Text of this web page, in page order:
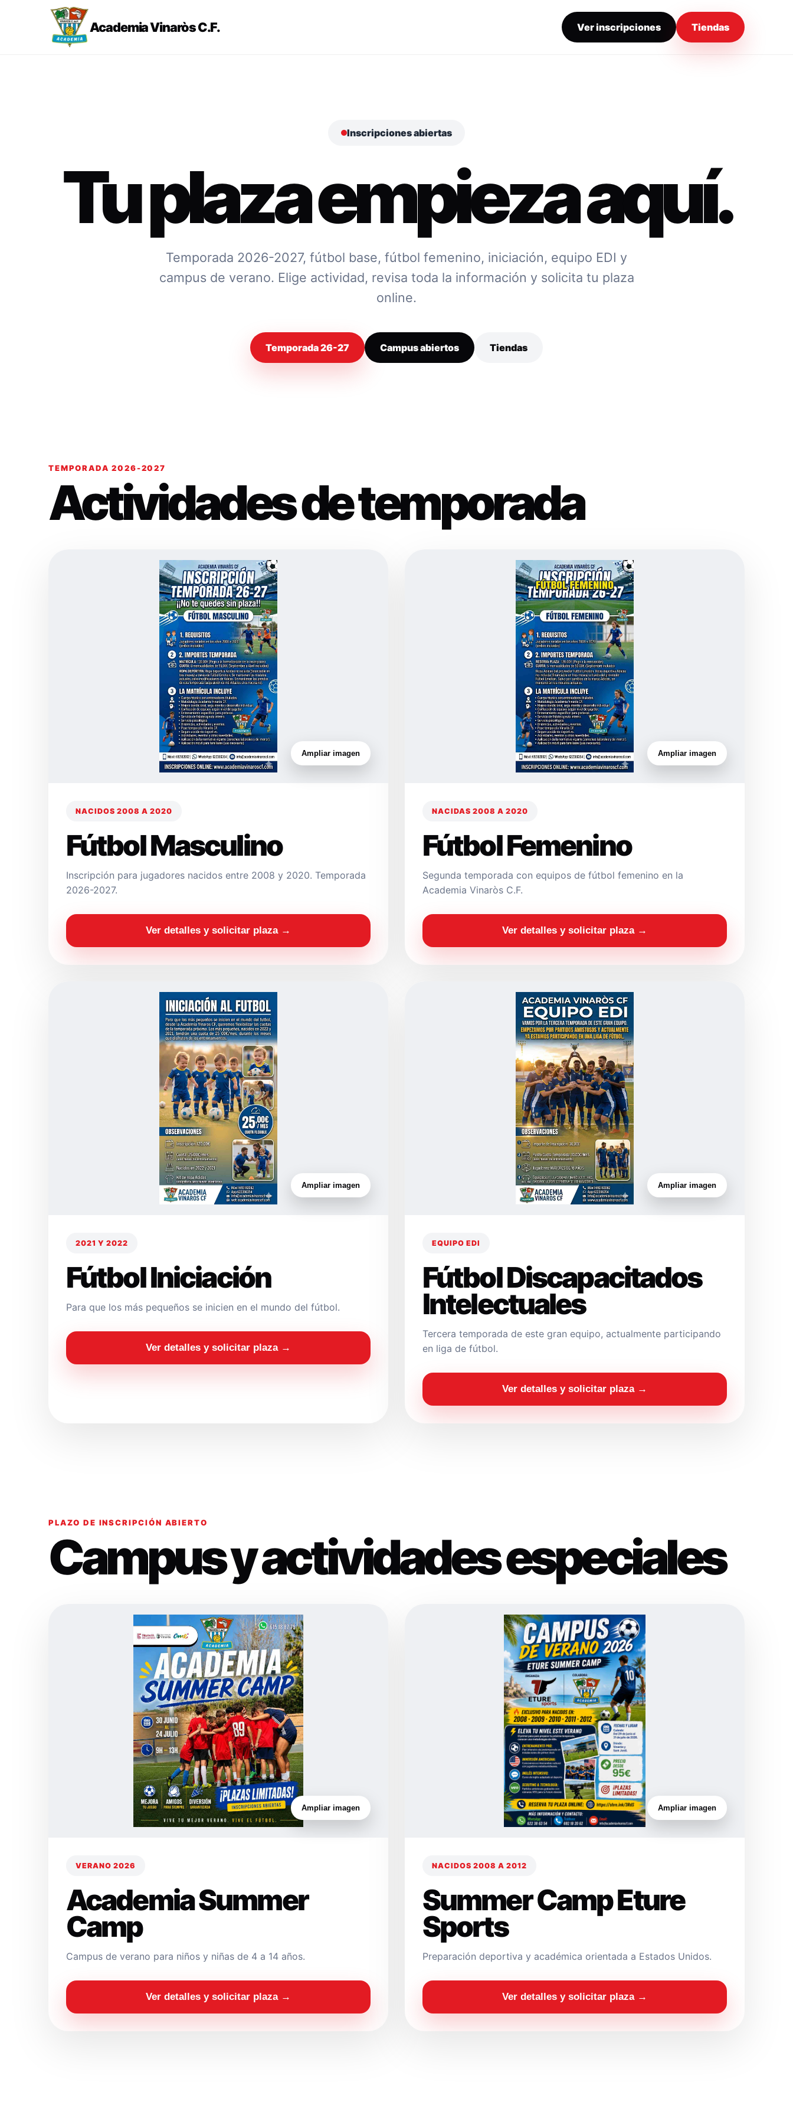
Academia Vinaròs C.F. Ver inscripciones Tiendas
Inscripciones abiertas
Tu plaza empieza aquí.
Temporada 2026-2027, fútbol base, fútbol femenino, iniciación, equipo EDI y
campus de verano. Elige actividad, revisa toda la información y solicita tu plaza
online.
Temporada 26-27 Campus abiertos Tiendas
TEMPORADA 2026-2027
Actividades de temporada
Ampliar imagen
NACIDOS 2008 A 2020
Fútbol Masculino
Inscripción para jugadores nacidos entre 2008 y 2020. Temporada
2026-2027.
Ver detalles y solicitar plaza →
Ampliar imagen
NACIDAS 2008 A 2020
Fútbol Femenino
Segunda temporada con equipos de fútbol femenino en la
Academia Vinaròs C.F.
Ver detalles y solicitar plaza →
Ampliar imagen
2021 Y 2022
Fútbol Iniciación
Para que los más pequeños se inicien en el mundo del fútbol.
Ver detalles y solicitar plaza →
Ampliar imagen
EQUIPO EDI
Fútbol Discapacitados
Intelectuales
Tercera temporada de este gran equipo, actualmente participando
en liga de fútbol.
Ver detalles y solicitar plaza →
PLAZO DE INSCRIPCIÓN ABIERTO
Campus y actividades especiales
Ampliar imagen
VERANO 2026
Academia Summer
Camp
Campus de verano para niños y niñas de 4 a 14 años.
Ver detalles y solicitar plaza →
Ampliar imagen
NACIDOS 2008 A 2012
Summer Camp Eture
Sports
Preparación deportiva y académica orientada a Estados Unidos.
Ver detalles y solicitar plaza →